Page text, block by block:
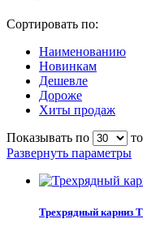
Сортировать по:
Наименованию
Новинкам
Дешевле
Дороже
Хиты продаж
Показывать по
Развернуть параметры
Трехрядный карниз